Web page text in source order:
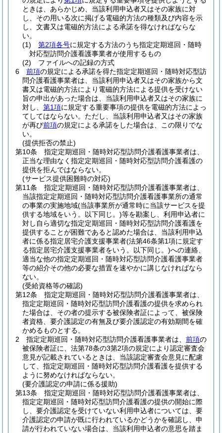
ときは、あらかじめ、当該利用申込者又はその家族に対
し、その用いる次に掲げる電磁的方法の種類及び内容を示
し、文書又は電磁的方法による承諾を得なければならな
い。
(1)
第2項各号に規定する方法のうち指定定期巡回・随時
対応型訪問介護看護事業者が使用するもの
(2)
ファイルへの記録の方式
6
前項の規定による承諾を得た指定定期巡回・随時対応型訪
問介護看護事業者は、当該利用申込者又はその家族から文
書又は電磁的方法により電磁的方法による提供を受けない
旨の申出があった場合は、当該利用申込者又はその家族に
対し、 第1項に規定する重要事項の提供を電磁的方法によっ
てしてはならない。 ただし、当該利用申込者又はその家族
が再び前項の規定による承諾をした場合は、この限りでな
い。
(提供拒否の禁止)
第10条
指定定期巡回・随時対応型訪問介護看護事業者は、
正当な理由なく指定定期巡回・随時対応型訪問介護看護の
提供を拒んではならない。
(サービス提供困難時の対応)
第11条
指定定期巡回・随時対応型訪問介護看護事業者は、
当該指定定期巡回・随時対応型訪問介護看護事業所の通常
の事業の実施地域(当該事業所が通常時に当該サービスを提
供する地域をいう。以下同じ。)等を勘案し、利用申込者に
対し自ら適切な指定定期巡回・随時対応型訪問介護看護を
提供することが困難であると認めた場合は、当該利用申込
者に係る指定居宅介護支援事業者(法第46条第1項に規定す
る指定居宅介護支援事業者をいう。以下同じ。)への連絡、
適当な他の指定定期巡回・随時対応型訪問介護看護事業者
等の紹介その他の必要な措置を速やかに講じなければなら
ない。
(受給資格等の確認)
第12条
指定定期巡回・随時対応型訪問介護看護事業者は、
指定定期巡回・随時対応型訪問介護看護の提供を求められ
た場合は、その者の提示する被保険者証によって、被保険
者資格、要介護認定の有無及び要介護認定の有効期間を確
かめるものとする。
2
指定定期巡回・随時対応型訪問介護看護事業者は、 前項の
被保険者証に、法第78条の3第2項の規定により認定審査会
意見が記載されているときは、当該認定審査会意見に配慮
して、指定定期巡回・随時対応型訪問介護看護を提供する
ように努めなければならない。
(要介護認定の申請に係る援助)
第13条
指定定期巡回・随時対応型訪問介護看護事業者は、
指定定期巡回・随時対応型訪問介護看護の提供の開始に際
し、要介護認定を受けていない利用申込者については、要
介護認定の申請が既に行われているかどうかを確認し、申
請が行われていない場合は、当該利用申込者の意思を踏ま